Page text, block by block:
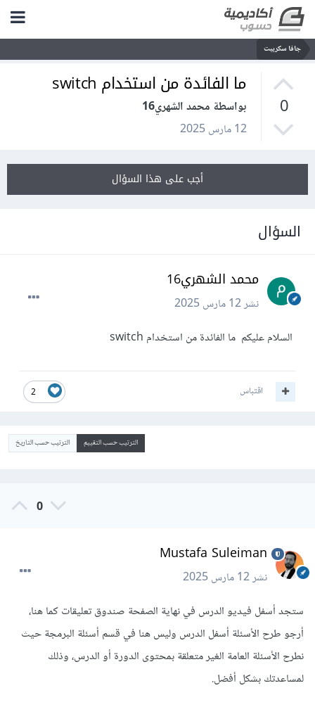
جافا سكريبت
0
ما الفائدة من استخدام switch
بواسطة محمد الشهري16
12 مارس 2025
أجب على هذا السؤال
السؤال
محمد الشهري16
نشر12 مارس 2025
السلام عليكم ما الفائدة من استخدام switch
2 اقتباس
الترتيب حسب التقييم الترتيب حسب التاريخ
0
Mustafa Suleiman
نشر12 مارس 2025
ستجد أسفل فيديو الدرس في نهاية الصفحة صندوق تعليقات كما هنا،
أرجو طرح الأسئلة أسفل الدرس وليس هنا في قسم أسئلة البرمجة حيث
نطرح الأسئلة العامة الغير متعلقة بمحتوى الدورة أو الدرس، وذلك
لمساعدتك بشكل أفضل.